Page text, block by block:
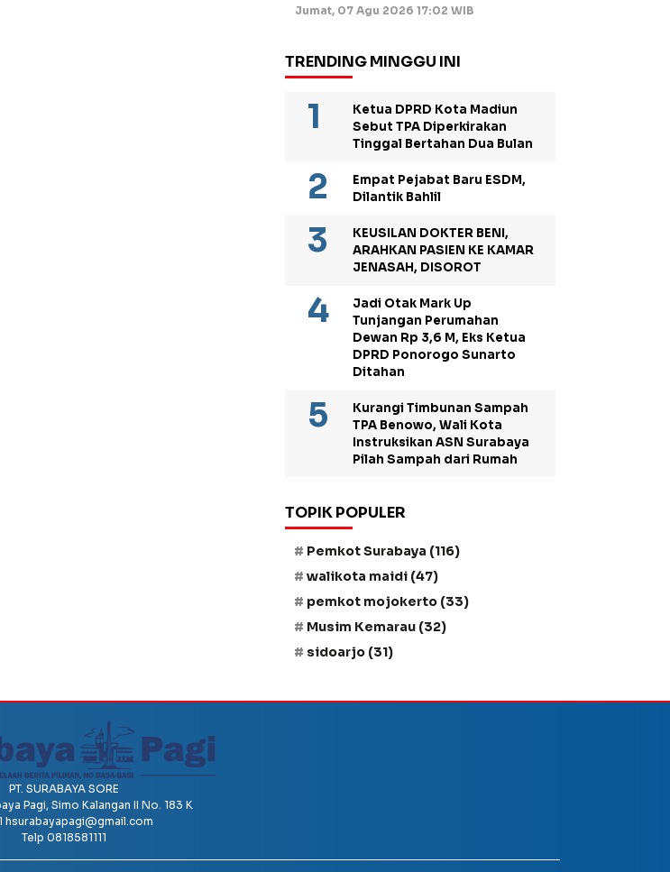
Jumat, 07 Agu 2026 17:02 WIB
TRENDING MINGGU INI
Ketua DPRD Kota Madiun
Sebut TPA Diperkirakan
Tinggal Bertahan Dua Bulan
Empat Pejabat Baru ESDM,
Dilantik Bahlil
KEUSILAN DOKTER BENI,
ARAHKAN PASIEN KE KAMAR
JENASAH, DISOROT
Jadi Otak Mark Up
Tunjangan Perumahan
Dewan Rp 3,6 M, Eks Ketua
DPRD Ponorogo Sunarto
Ditahan
Kurangi Timbunan Sampah
TPA Benowo, Wali Kota
Instruksikan ASN Surabaya
Pilah Sampah dari Rumah
TOPIK POPULER
Pemkot Surabaya (116)
walikota maidi (47)
pemkot mojokerto (33)
Musim Kemarau (32)
sidoarjo (31)
PT. SURABAYA SORE
Pagi, Simo Kalangan II No. 183 K
hsurabayapagi@gmail.com
Telp 0818581111